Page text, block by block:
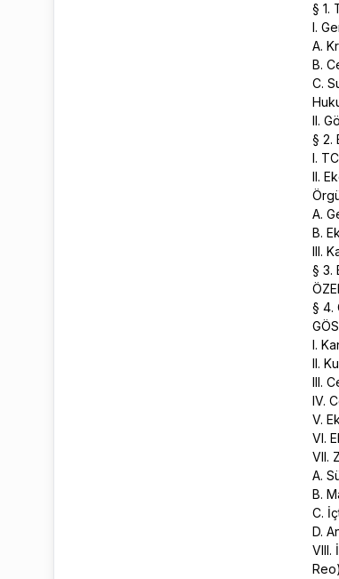
§ 1.
I.
A.
B.
C.
II.
§ 2.
I.
II.
A.
B.
III.
§ 3.
§ 4.
I.
II.
III.
IV.
V.
VI.
VII.
A.
B.
C.
D.
VIII.
Reo)